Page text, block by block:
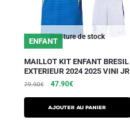
Rupture de stock
ENFANT
MAILLOT KIT ENFANT BRESIL
EXTERIEUR 2024 2025 VINI JR
79.90€ 47.90€
AJOUTER AU PANIER